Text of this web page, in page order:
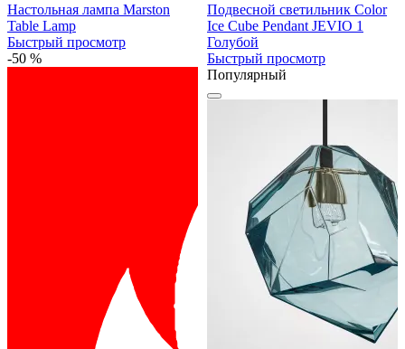
Настольная лампа Marston
Table Lamp
Быстрый просмотр
-50 %
Подвесной светильник Color
Ice Cube Pendant JEVIO 1
Голубой
Быстрый просмотр
Популярный